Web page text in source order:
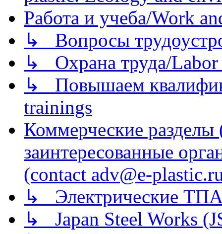
Работа и учеба/Work
↳ Вопросы
↳ Охрана труда/Labor
↳ Повышаем
trainings
Коммерческие
заинтересованные
(contact adv@e-
↳ Электрические
↳ Japan Steel Works